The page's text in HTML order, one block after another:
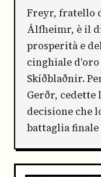
Freyr, fratello
Álfheimr, è il
prosperità e
cinghiale
Skíðblaðnir.
Gerðr, cedette
decisione che
battaglia finale